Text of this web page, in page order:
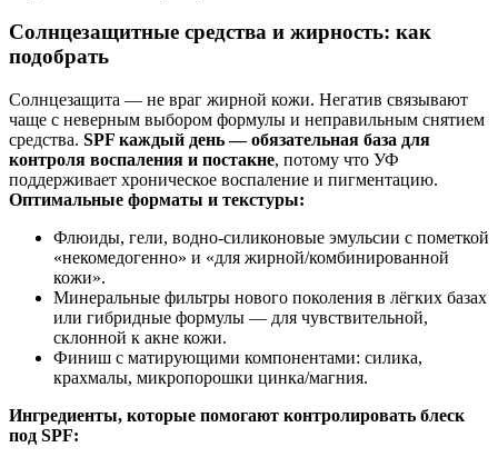
Солнцезащитные средства и жирность: как
подобрать
Солнцезащита — не враг жирной кожи. Негатив связывают
чаще с неверным выбором формулы и неправильным снятием
средства. SPF каждый день — обязательная база для
контроля воспаления и постакне, потому что УФ
поддерживает хроническое воспаление и пигментацию.
Оптимальные форматы и текстуры:
Флюиды, гели, водно‑силиконовые эмульсии с пометкой
«некомедогенно» и «для жирной/комбинированной
кожи».
Минеральные фильтры нового поколения в лёгких базах
или гибридные формулы — для чувствительной,
склонной к акне кожи.
Финиш с матирующими компонентами: силика,
крахмалы, микропорошки цинка/магния.
Ингредиенты, которые помогают контролировать блеск
под SPF: